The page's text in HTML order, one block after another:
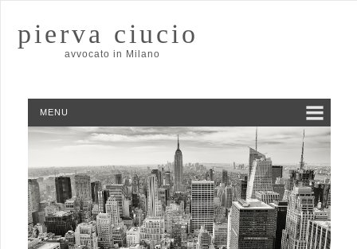
pierva ciucio
avvocato in Milano
MENU